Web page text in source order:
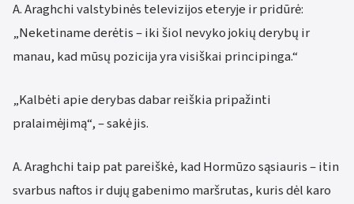
A. Araghchi valstybinės televizijos eteryje ir pridūrė:
„Neketiname derėtis – iki šiol nevyko jokių derybų ir
manau, kad mūsų pozicija yra visiškai principinga.“
„Kalbėti apie derybas dabar reiškia pripažinti
pralaimėjimą“, – sakė jis.
A. Araghchi taip pat pareiškė, kad Hormūzo sąsiauris – itin
svarbus naftos ir dujų gabenimo maršrutas, kuris dėl karo